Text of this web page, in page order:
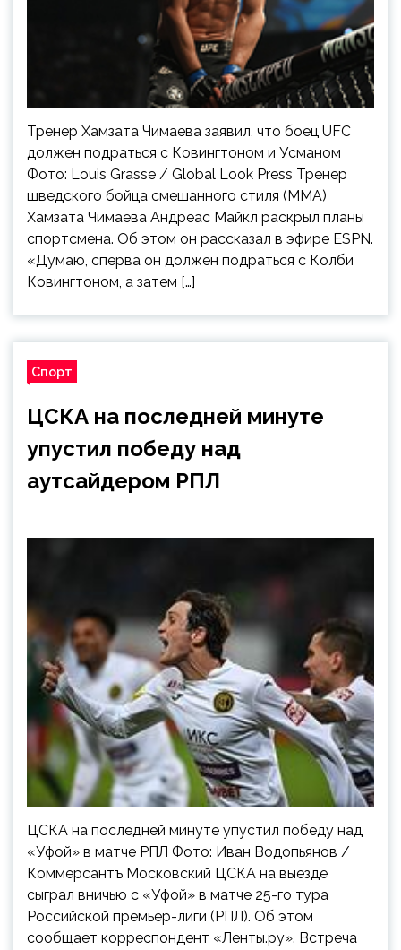
Тренер Хамзата Чимаева заявил, что боец UFC
должен подраться с Ковингтоном и Усманом
Фото: Louis Grasse / Global Look Press Тренер
шведского бойца смешанного стиля (MMA)
Хамзата Чимаева Андреас Майкл раскрыл планы
спортсмена. Об этом он рассказал в эфире ESPN.
«Думаю, сперва он должен подраться с Колби
Ковингтоном, а затем […]
Спорт
ЦСКА на последней минуте
упустил победу над
аутсайдером РПЛ
ЦСКА на последней минуте упустил победу над
«Уфой» в матче РПЛ Фото: Иван Водопьянов /
Коммерсантъ Московский ЦСКА на выезде
сыграл вничью с «Уфой» в матче 25-го тура
Российской премьер-лиги (РПЛ). Об этом
сообщает корреспондент «Ленты.ру». Встреча